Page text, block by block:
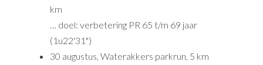
km
… doel: verbetering PR 65 t/m 69 jaar
(1u22'31")
30 augustus, Waterakkers parkrun, 5 km